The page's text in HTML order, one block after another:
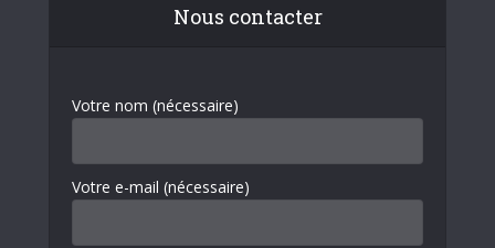
Nous contacter
Votre nom (nécessaire)
Votre e-mail (nécessaire)